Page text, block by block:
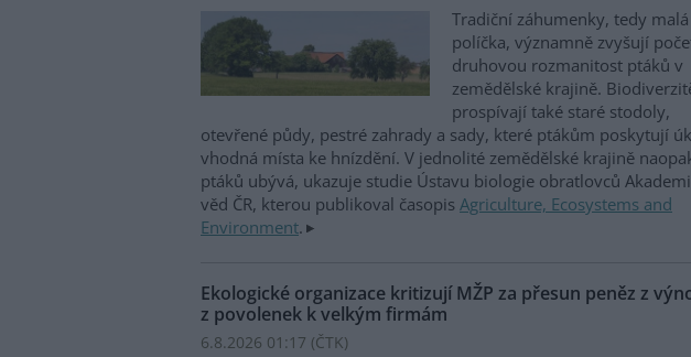
Tradiční záhumenky, tedy malá
políčka, významně zvyšují
druhovou rozmanitost ptáků v
zemědělské krajině.
prospívají také staré stodoly,
otevřené půdy, pestré zahrady a sady, které ptákům poskytují
vhodná místa ke hnízdění. V jednolité zemědělské krajině
ptáků ubývá, ukazuje studie Ústavu biologie obratlovců
věd ČR, kterou publikoval časopis Agriculture, Ecosystems and
Environment.
Ekologické organizace kritizují MŽP za přesun peněz z
z povolenek k velkým firmám
6.8.2026 01:17 (ČTK)